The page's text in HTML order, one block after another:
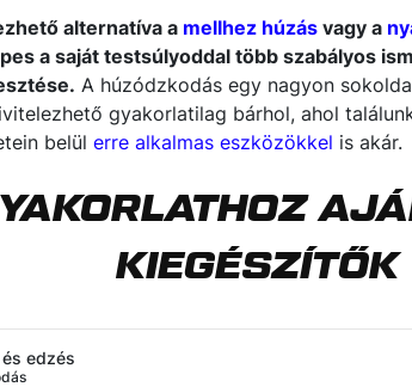
alternatíva a mellhez húzás vagy a
a saját testsúlyoddal több szabályos
A húzódzkodás egy nagyon
gyakorlatilag bárhol, ahol
belül erre alkalmas eszközökkel is akár.
KIEGÉSZÍTŐK
edzés